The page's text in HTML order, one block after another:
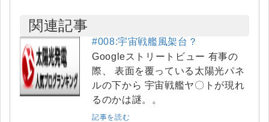
関連記事
#008:宇宙戦艦風架台？
Googleストリートビュー 有事の
際、 表面を覆っている太陽光パネ
ルの下から 宇宙戦艦ヤ〇トが現れ
るのかは謎。。
記事を読む